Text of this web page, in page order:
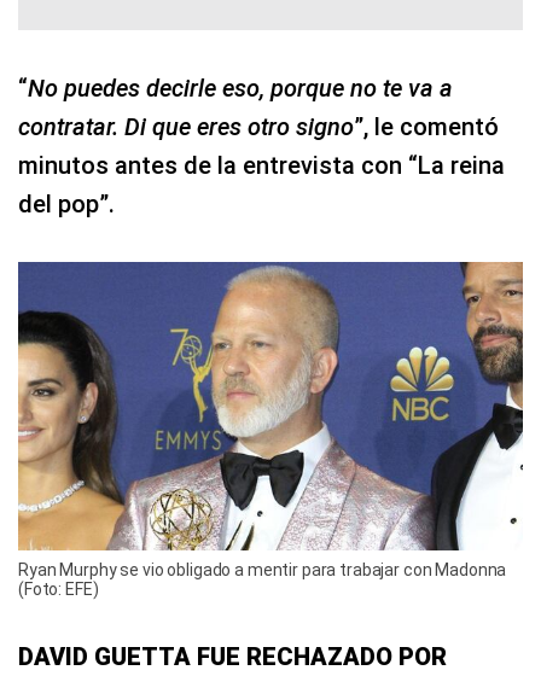
“No puedes decirle eso, porque no te va a
contratar. Di que eres otro signo”, le comentó
minutos antes de la entrevista con “La reina
del pop”.
Ryan Murphy se vio obligado a mentir para trabajar con Madonna
(Foto: EFE)
DAVID GUETTA FUE RECHAZADO POR